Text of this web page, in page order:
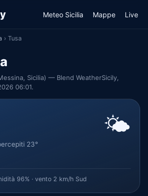
Meteo Sicilia Mappe Live
› Tusa
Sicilia) — Blend WeatherSicily,
06:01.
23°
🌤️
96% · vento 2 km/h Sud